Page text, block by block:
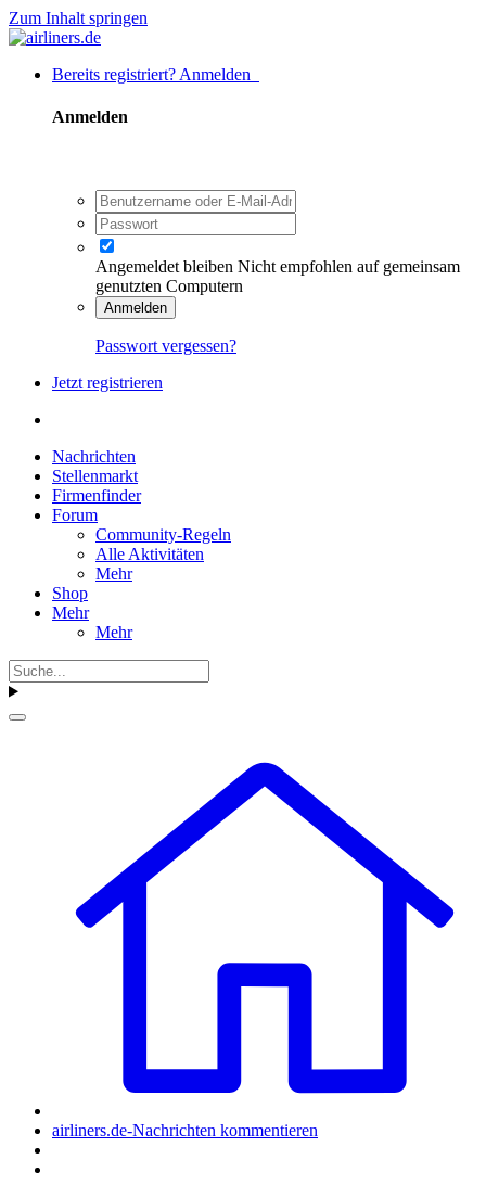
Zum Inhalt springen
Bereits registriert? Anmelden
Anmelden
Angemeldet bleiben Nicht empfohlen auf gemeinsam
genutzten Computern
Anmelden
Passwort vergessen?
Jetzt registrieren
Nachrichten
Stellenmarkt
Firmenfinder
Forum
Community-Regeln
Alle Aktivitäten
Mehr
Shop
Mehr
Mehr
airliners.de-Nachrichten kommentieren